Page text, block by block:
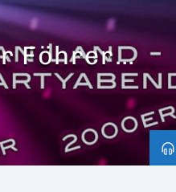
Föhrer